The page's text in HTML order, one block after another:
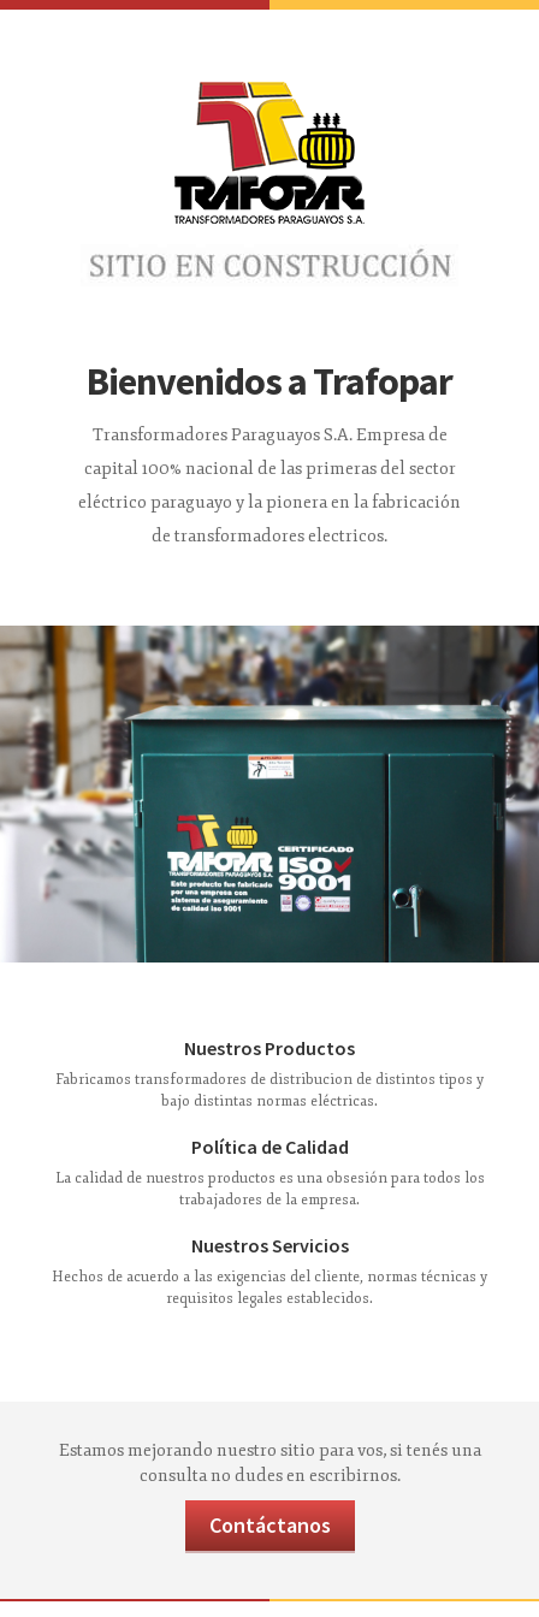
Bienvenidos a Trafopar
Transformadores Paraguayos S.A. Empresa de
capital 100% nacional de las primeras del sector
eléctrico paraguayo y la pionera en la fabricación
de transformadores electricos.
Nuestros Productos
Fabricamos transformadores de distribucion de distintos tipos y
bajo distintas normas eléctricas.
Política de Calidad
La calidad de nuestros productos es una obsesión para todos los
trabajadores de la empresa.
Nuestros Servicios
Hechos de acuerdo a las exigencias del cliente, normas técnicas y
requisitos legales establecidos.
Estamos mejorando nuestro sitio para vos, si tenés una
consulta no dudes en escribirnos.
Contáctanos